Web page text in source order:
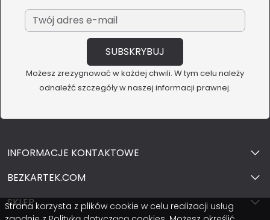
Możesz zrezygnować w każdej chwili. W tym celu należy
odnaleźć szczegóły w naszej informacji prawnej.
INFORMACJE KONTAKTOWE
BEZKARTEK.COM
SKLEP
Strona korzysta z plików cookie w celu realizacji usług